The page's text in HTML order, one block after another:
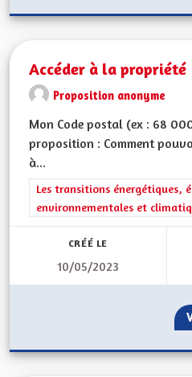
de l'Alsace en France et
ET À LA CULTURE LOCALE.
AUX ASSOCITATIONS ET À LA
Accéder à la propriété
Proposition anonyme
Mon Code postal (ex : 68
proposition : Comment
à...
Filtrer les résultats de la
Les transitions énergétiques,
environnementales et
CRÉÉ LE
10/05/2023